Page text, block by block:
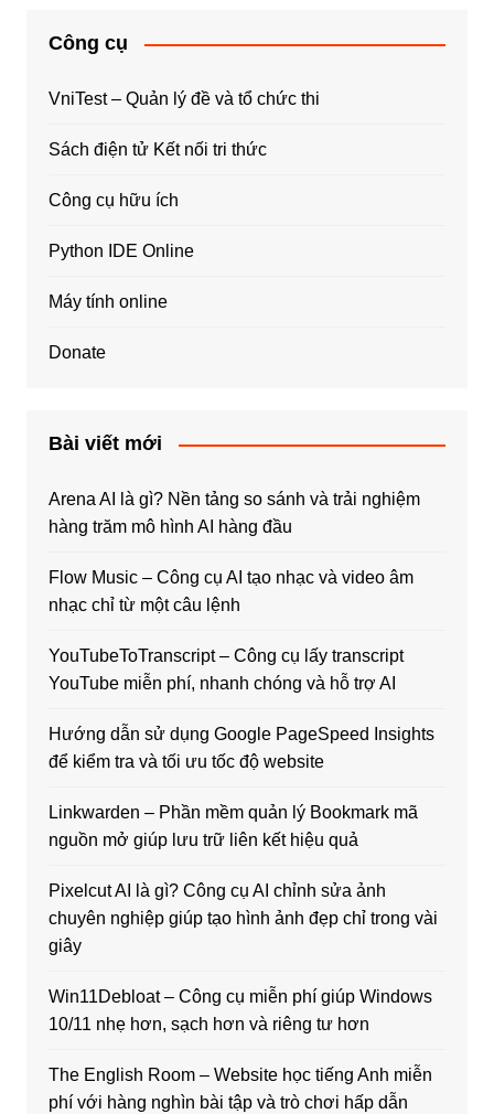
Công cụ
VniTest – Quản lý đề và tổ chức thi
Sách điện tử Kết nối tri thức
Công cụ hữu ích
Python IDE Online
Máy tính online
Donate
Bài viết mới
Arena AI là gì? Nền tảng so sánh và trải nghiệm
hàng trăm mô hình AI hàng đầu
Flow Music – Công cụ AI tạo nhạc và video âm
nhạc chỉ từ một câu lệnh
YouTubeToTranscript – Công cụ lấy transcript
YouTube miễn phí, nhanh chóng và hỗ trợ AI
Hướng dẫn sử dụng Google PageSpeed Insights
để kiểm tra và tối ưu tốc độ website
Linkwarden – Phần mềm quản lý Bookmark mã
nguồn mở giúp lưu trữ liên kết hiệu quả
Pixelcut AI là gì? Công cụ AI chỉnh sửa ảnh
chuyên nghiệp giúp tạo hình ảnh đẹp chỉ trong vài
giây
Win11Debloat – Công cụ miễn phí giúp Windows
10/11 nhẹ hơn, sạch hơn và riêng tư hơn
The English Room – Website học tiếng Anh miễn
phí với hàng nghìn bài tập và trò chơi hấp dẫn